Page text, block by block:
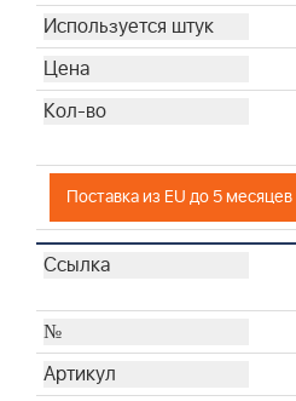
Поставка из EU до 5